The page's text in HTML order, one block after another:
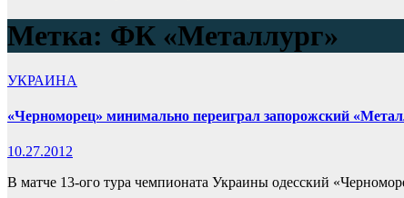
Метка: ФК «Металлург»
УКРАИНА
«Черноморец» минимально переиграл запорожский
10.27.2012
В матче 13-ого тура чемпионата Украины одесский